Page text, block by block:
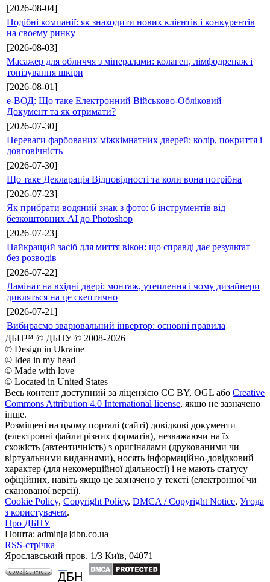
[2026-08-04]
Подібні компанії: як знаходити нових клієнтів і конкурентів
на своєму ринку
[2026-08-03]
Масажер для обличчя з мінералами: колаген, лімфодренаж і
тонізування шкіри
[2026-08-01]
е-ВОД: Що таке Електронний Військово-Обліковий
Документ та як отримати?
[2026-07-30]
Переваги фарбованих міжкімнатних дверей: колір, покриття і
довговічність
[2026-07-30]
Що таке Декларація Відповідності та коли вона потрібна
[2026-07-23]
Як прибрати водяний знак з фото: 6 інструментів від
безкоштовних AI до Photoshop
[2026-07-23]
Найкращий засіб для миття вікон: що справді дає результат
без розводів
[2026-07-22]
Ламінат на вхідні двері: монтаж, утеплення і чому дизайнери
дивляться на це скептично
[2026-07-21]
Вибираємо зварювальний інвертор: основні правила
ДБН™ © ДБНУ © 2008-2026
© Design in Ukraine
© Idea in my head
© Made with love
© Located in United States
Весь контент доступний за ліцензією CC BY, OGL або Creative
Commons Attribution 4.0 International license, якщо не зазначено
інше.
Розміщені на цьому порталі (сайті) довідкові документи
(електронні файли різних форматів), незважаючи на їх
схожість (автентичність) з оригіналами (друкованими чи
віртуальними виданнями), носять інформаційно-довідковий
характер (для некомерційної діяльності) і не мають статусу
офіційних, навіть якщо це зазначено у тексті (електронної чи
сканованої версії).
Cookie Policy, Copyright Policy, DMCA / Copyright Notice, Угода
з користувачем.
Про ДБНУ
Пошта: admin[а]dbn.co.ua
RSS-стрічка
Ярославський пров. 1/3 Київ, 04071